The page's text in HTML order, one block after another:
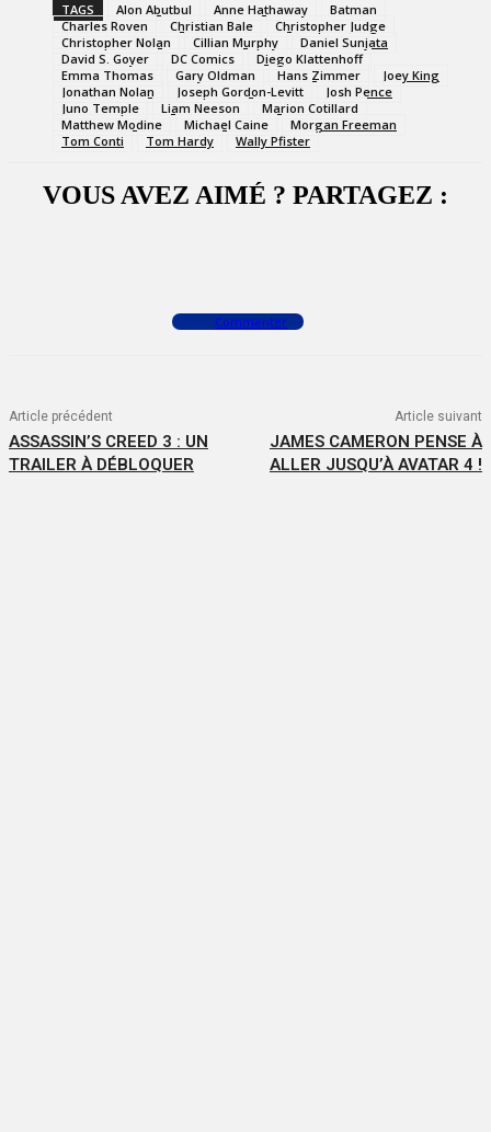
TAGS Alon Abutbul Anne Hathaway
Batman
Charles Roven
Christian Bale
Christopher Judge
Christopher Nolan
Cillian Murphy
Daniel Sunjata
David S. Goyer
DC Comics
Diego Klattenhoff
Emma Thomas
Gary Oldman Hans Zimmer
Joey King
Jonathan Nolan
Joseph Gordon-Levitt
Josh Pence
Juno Temple
Liam Neeson
Marion Cotillard
Matthew Modine
Michael Caine
Morgan Freeman
Tom Conti
Tom Hardy Wally Pfister
VOUS AVEZ AIMÉ ? PARTAGEZ :
Commenter
Article précédent
ASSASSIN’S CREED 3 : UN
TRAILER À DÉBLOQUER
Article suivant
JAMES CAMERON PENSE À
ALLER JUSQU’À AVATAR 4 !